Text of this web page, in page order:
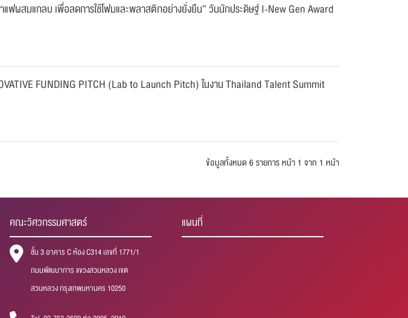
ฟผสมแกลบ เพื่อลดการใช้โฟมและพลาสติกอย่างยั่งยืน” วันนักประดิษฐ์ I-New Gen Award
FUNDING PITCH (Lab to Launch Pitch) ในงาน Thailand Talent Summit
ข้อมูลทั้งหมด 6 รายการหน้า 1 จาก 1 หน้า
คณะวิศวกรรมศาสตร์
ชั้น 3 อาคาร C ห้อง C314 เลขที่ 1771/1
ถนนพัฒนาการ แขวงสวนหลวง เขต
สวนหลวง กรุงเทพมหานคร 10250
แผนที่